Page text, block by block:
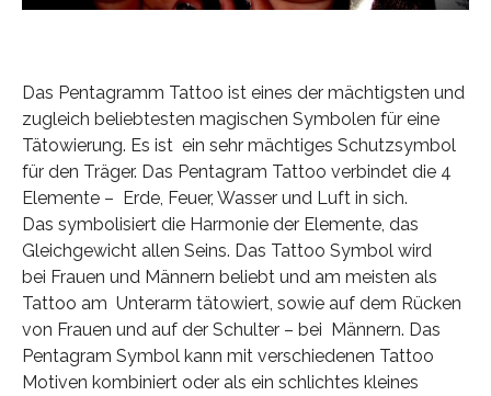
Das Pentagramm Tattoo ist eines der mächtigsten und
zugleich beliebtesten magischen Symbolen für eine
Tätowierung. Es ist ein sehr mächtiges Schutzsymbol
für den Träger. Das Pentagram Tattoo verbindet die 4
Elemente – Erde, Feuer, Wasser und Luft in sich.
Das symbolisiert die Harmonie der Elemente, das
Gleichgewicht allen Seins. Das Tattoo Symbol wird
bei Frauen und Männern beliebt und am meisten als
Tattoo am Unterarm tätowiert, sowie auf dem Rücken
von Frauen und auf der Schulter – bei Männern. Das
Pentagram Symbol kann mit verschiedenen Tattoo
Motiven kombiniert oder als ein schlichtes kleines